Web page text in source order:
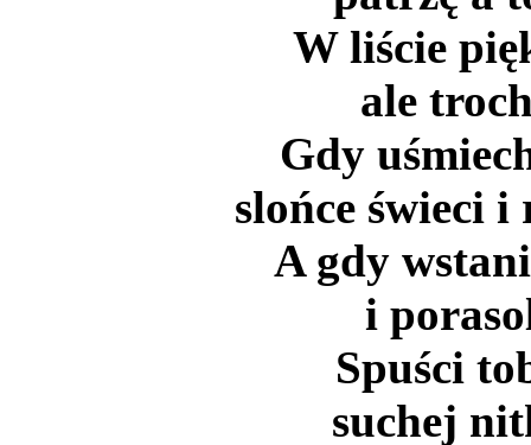
W liście
ale
Gdy
slońce świeci i
A gdy
i
Spuści
suchej